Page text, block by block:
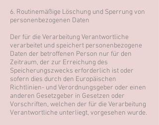
6. Routinemäßige Löschung und Sperrung von
personenbezogenen Daten
Der für die Verarbeitung Verantwortliche
verarbeitet und speichert personenbezogene
Daten der betroffenen Person nur für den
Zeitraum, der zur Erreichung des
Speicherungszwecks erforderlich ist oder
sofern dies durch den Europäischen
Richtlinien- und Verordnungsgeber oder einen
anderen Gesetzgeber in Gesetzen oder
Vorschriften, welchen der für die Verarbeitung
Verantwortliche unterliegt, vorgesehen wurde.